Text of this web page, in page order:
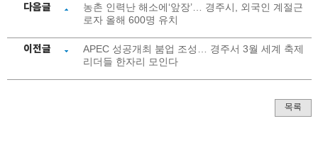
다음글
농촌 인력난 해소에‘앞장’… 경주시, 외국인 계절근
로자 올해 600명 유치
이전글
APEC 성공개최 붐업 조성… 경주서 3월 세계 축제
리더들 한자리 모인다
목록